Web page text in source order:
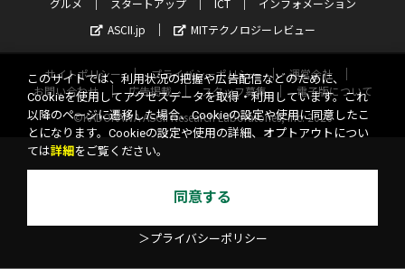
ASCII.jp
MITテクノロジーレビュー
サイトポリシー プライバシーポリシー
運営会社
お問い合わせ
広告掲載 スタッフ募集
電子版について
©KADOKAWA ASCII Research Laboratories, Inc. 2026
このサイトでは、利用状況の把握や広告配信などのために、
Cookieを使用してアクセスデータを取得・利用しています。これ
以降のページに遷移した場合、Cookieの設定や使用に同意したこ
とになります。Cookieの設定や使用の詳細、オプトアウトについ
ては詳細 をご覧ください。
同意する
＞プライバシーポリシー